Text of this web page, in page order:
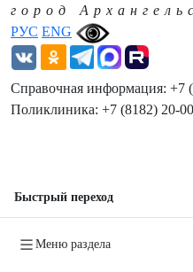
РУС ENG
город
Справочная информация: +7
Поликлиника: +7 (8182) 20-
Быстрый переход
Меню раздела